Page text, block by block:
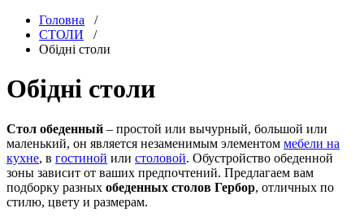
Головна /
СТОЛИ /
Обідні столи
Обідні столи
Стол обеденный – простой или вычурный, большой или
маленький, он является незаменимым элементом мебели на
кухне, в гостиной или столовой. Обустройство обеденной
зоны зависит от ваших предпочтений. Предлагаем вам
подборку разных обеденных столов Гербор, отличных по
стилю, цвету и размерам.